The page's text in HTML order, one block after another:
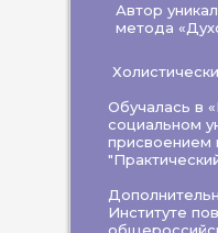
Автор
метода
Обучалась в
социальном
присвоением
Институте